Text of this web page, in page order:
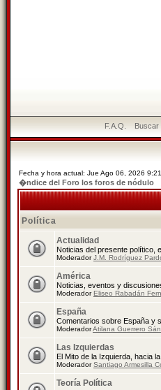
F.A.Q. Buscar
Fecha y hora actual: Jue Ago 06, 2026
�ndice del Foro los foros de nódulo
Política
Actualidad
Noticias del presente político,
ModeradorJ.M. Rodríguez
América
Noticias, eventos y
ModeradorEliseo Rabadán
España
Comentarios sobre España y
ModeradorAtilana Guerrero
Las Izquierdas
El Mito de la Izquierda, hacia
ModeradorSantiago Armesilla
Teoría Política